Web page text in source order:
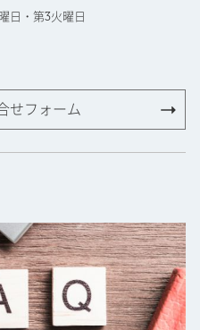
日・第3火曜日
せフォーム